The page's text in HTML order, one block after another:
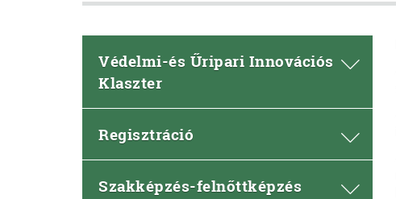
Védelmi-és Űripari Innovációs
Klaszter
Regisztráció
Szakképzés-felnőttképzés